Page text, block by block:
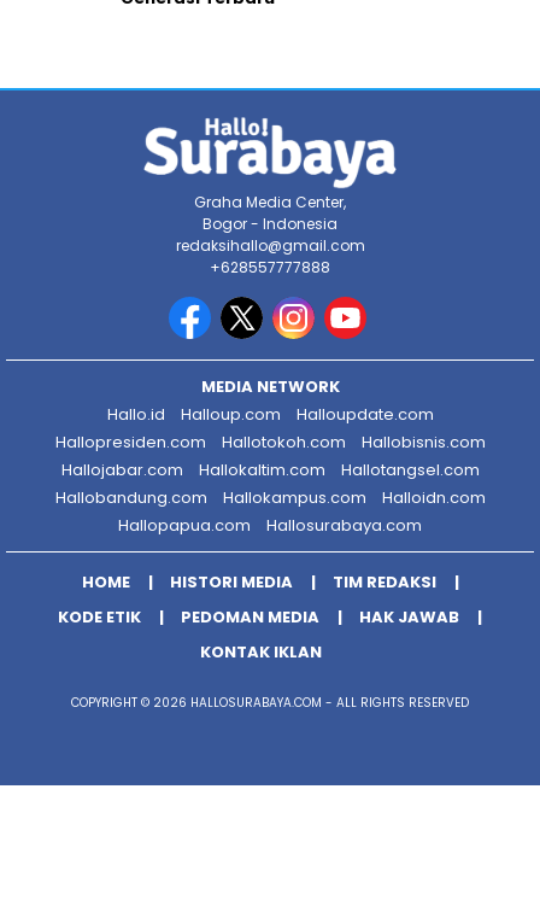
Graha Media Center,
Bogor - Indonesia
redaksihallo@gmail.com
+628557777888
MEDIA NETWORK
Hallo.id
Halloup.com
Halloupdate.com
Hallopresiden.com
Hallotokoh.com
Hallobisnis.com
Hallojabar.com
Hallokaltim.com
Hallotangsel.com
Hallobandung.com
Hallokampus.com
Halloidn.com
Hallopapua.com
Hallosurabaya.com
HOME HISTORI MEDIA
TIM REDAKSI
KODE ETIK
PEDOMAN MEDIA
HAK JAWAB
KONTAK IKLAN
COPYRIGHT © 2026 HALLOSURABAYA.COM - ALL RIGHTS RESERVED